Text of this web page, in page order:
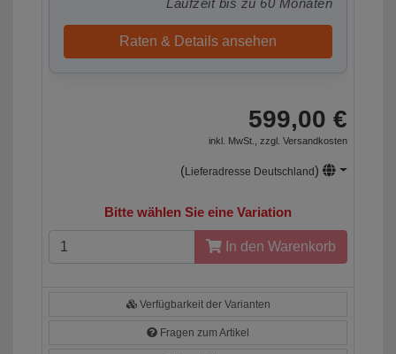
Laufzeit bis zu 60 Monaten
Raten & Details ansehen
599,00 €
inkl. MwSt., zzgl. Versandkosten
(Lieferadresse Deutschland)
Bitte wählen Sie eine Variation
In den Warenkorb
Verfügbarkeit der Varianten
Fragen zum Artikel